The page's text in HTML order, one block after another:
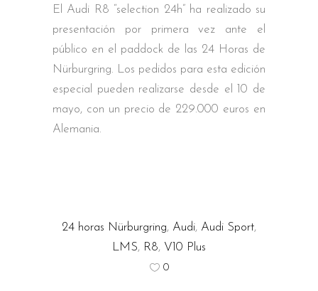
El Audi R8 “selection 24h” ha realizado su
presentación por primera vez ante el
público en el paddock de las 24 Horas de
Nürburgring. Los pedidos para esta edición
especial pueden realizarse desde el 10 de
mayo, con un precio de 229.000 euros en
Alemania.
24 horas Nürburgring, Audi, Audi Sport,
LMS, R8, V10 Plus
0